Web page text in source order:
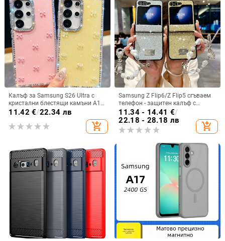
Калъф за Samsung S26 Ultra с
кристални блестящи камъни A17,
A57IMD Aurora Bow и S24FE,
11.42 €/22.34 лв
add_shopping_cart
Samsung Z Flip6/Z Flip5 сгъваем
телефон - защитен калъф с
блестяща гривна
11.34 - 14.41 €/
22.18 - 28.18 лв
add_shopping_cart